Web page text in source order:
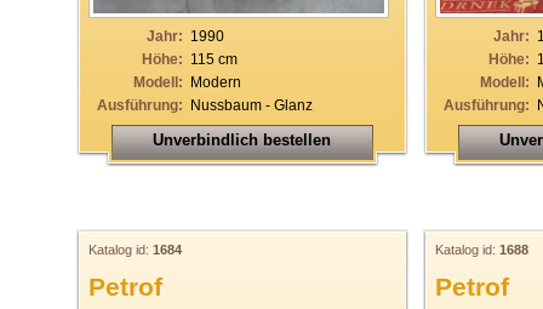
23
24
27
28
Jahr: 1990
Höhe: 115 cm
Modell: Modern
Ausführung: Nussbaum - Glanz
Unverbindlich bestellen
Jahr:
Höhe:
Modell:
Ausführung:
Katalog id: 1684
Petrof
Katalog id: 1688
Petrof